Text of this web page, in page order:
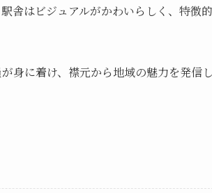
舎はビジュアルがかわいらしく、特徴
身に着け、襟元から地域の魅力を発信